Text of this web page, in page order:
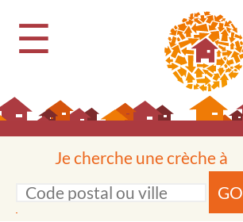
☰
Je cherche une crèche à
GO